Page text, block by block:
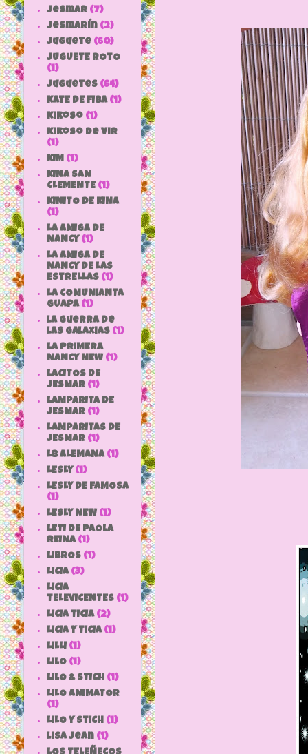
jesmar (7)
jesmarín (2)
juguete (60)
JUGUETE ROTO
(1)
Juguetes (64)
KATE DE FIBA (1)
Kikoso (1)
Kikoso de Vir
(1)
KIM (1)
KINA SAN
CLEMENTE (1)
KINITO DE KINA
(1)
LA AMIGA DE
NANCY (1)
LA AMIGA DE
NANCY DE LAS
ESTRELLAS (1)
LA COMUNIANTA
GUAPA (1)
la guerra de
las galaxias (1)
LA PRIMERA
NANCY NEW (1)
LACITOS DE
JESMAR (1)
LAMPARITA DE
JESMAR (1)
LAMPARITAS DE
JESMAR (1)
LB ALEMANA (1)
LESLY (1)
LESLY DE FAMOSA
(1)
LESLY NEW (1)
LETI DE PAOLA
REINA (1)
LIBROS (1)
LICIA (3)
LICIA
TELEVICENTES (1)
LICIA TICIA (2)
LICIA Y TICIA (1)
LILLI (1)
LILO (1)
LILO & STICH (1)
LILO ANIMATOR
(1)
LILO Y STICH (1)
lisa jean (1)